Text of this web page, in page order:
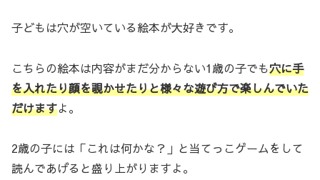
子どもは穴が空いている絵本が大好きです。
こちらの絵本は内容がまだ分からない1歳の子でも穴に手
を入れたり顔を覗かせたりと様々な遊び方で楽しんでいた
だけますよ。
2歳の子には「これは何かな？」と当てっこゲームをして
読んであげると盛り上がりますよ。